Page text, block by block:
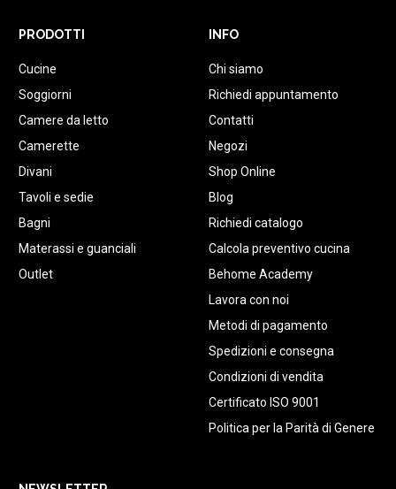
PRODOTTI
Cucine
Soggiorni
Camere da letto
Camerette
Divani
Tavoli e sedie
Bagni
Materassi e guanciali
Outlet
INFO
Chi siamo
Richiedi appuntamento
Contatti
Negozi
Shop Online
Blog
Richiedi catalogo
Calcola preventivo cucina
Behome Academy
Lavora con noi
Metodi di pagamento
Spedizioni e consegna
Condizioni di vendita
Certificato ISO 9001
Politica per la Parità di Genere